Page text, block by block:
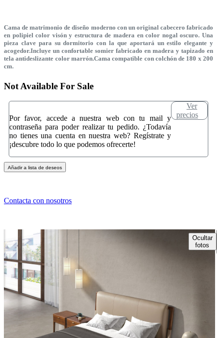
Cama de matrimonio de diseño moderno con un original cabecero fabricado
en polipiel color visón y estructura de madera en color nogal oscuro. Una
pieza clave para su dormitorio con la que aportará un estilo elegante y
acogedor.Incluye un confortable somier fabricado en madera y tapizado en
tela antideslizante color marrón.Cama compatible con colchón de 180 x 200
cm.
Not Available For Sale
Por favor, accede a nuestra web con tu mail y
contraseña para poder realizar tu pedido. ¿Todavía
no tienes una cuenta en nuestra web? Regístrate y
¡descubre todo lo que podemos ofrecerte!
Ver
precios
Añadir a lista de deseos
Contacta con nosotros
Ocultar
fotos